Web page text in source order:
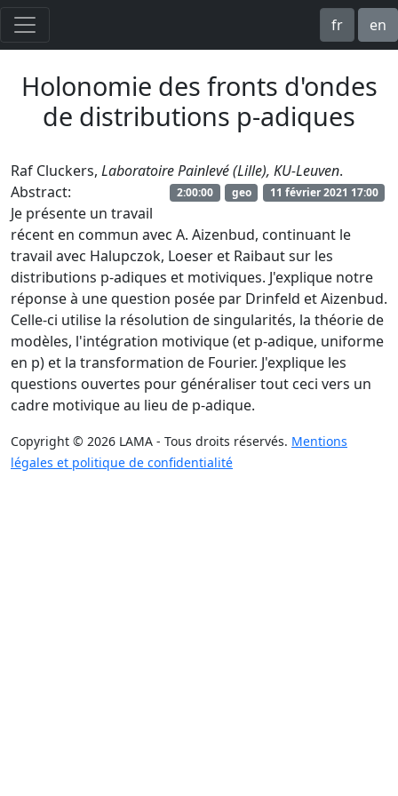
fr en
Holonomie des fronts d'ondes
de distributions p-adiques
Raf Cluckers, Laboratoire Painlevé (Lille), KU-Leuven.
11 février 2021 17:00
geo
2:00:00
Abstract:
Je présente un travail
récent en commun avec A. Aizenbud, continuant le
travail avec Halupczok, Loeser et Raibaut sur les
distributions p-adiques et motiviques. J'explique notre
réponse à une question posée par Drinfeld et Aizenbud.
Celle-ci utilise la résolution de singularités, la théorie de
modèles, l'intégration motivique (et p-adique, uniforme
en p) et la transformation de Fourier. J'explique les
questions ouvertes pour généraliser tout ceci vers un
cadre motivique au lieu de p-adique.
Copyright © 2026 LAMA - Tous droits réservés. Mentions
légales et politique de confidentialité